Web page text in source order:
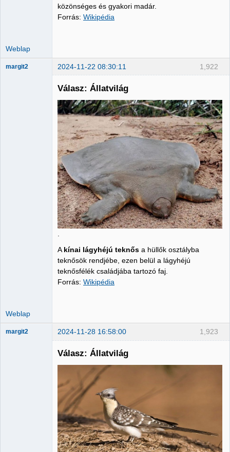
közönséges és gyakori madár.
Forrás: Wikipédia
Weblap
1,922
margit2 2024-11-22 08:30:11
Válasz: Állatvilág
Akínai lágyhéjú teknős a hüllők osztályba
teknősök rendjébe, ezen belül a lágyhéjú
teknősfélék családjába tartozó faj.
Forrás: Wikipédia
Weblap
1,923
margit2 2024-11-28 16:58:00
Válasz: Állatvilág